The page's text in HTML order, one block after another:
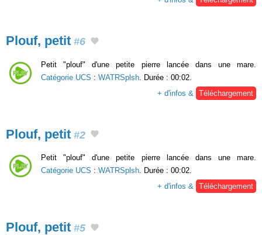
Plouf, petit #6
Petit "plouf" d'une petite pierre lancée dans une mare.
Catégorie UCS : WATRSplsh . Durée : 00:02.
+ d'infos &
Téléchargement
Plouf, petit #2
Petit "plouf" d'une petite pierre lancée dans une mare.
Catégorie UCS : WATRSplsh. Durée : 00:02.
+ d'infos & Téléchargement
Plouf, petit #5